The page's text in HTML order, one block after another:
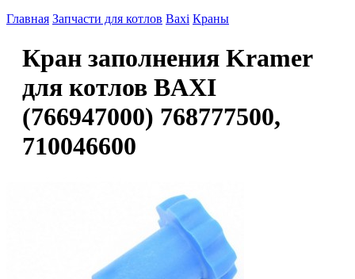
Главная Запчасти для котлов Baxi Краны
Кран заполнения Kramer
для котлов BAXI
(766947000) 768777500,
710046600